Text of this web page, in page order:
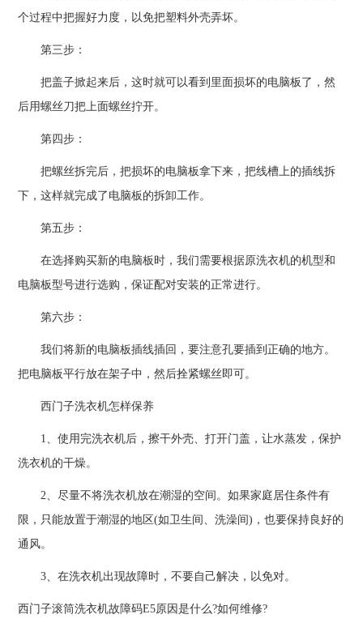
个过程中把握好力度，以免把塑料外壳弄坏。
第三步：
把盖子掀起来后，这时就可以看到里面损坏的电脑板了，然
后用螺丝刀把上面螺丝拧开。
第四步：
把螺丝拆完后，把损坏的电脑板拿下来，把线槽上的插线拆
下，这样就完成了电脑板的拆卸工作。
第五步：
在选择购买新的电脑板时，我们需要根据原洗衣机的机型和
电脑板型号进行选购，保证配对安装的正常进行。
第六步：
我们将新的电脑板插线插回，要注意孔要插到正确的地方。
把电脑板平行放在架子中，然后拴紧螺丝即可。
西门子洗衣机怎样保养
1、使用完洗衣机后，擦干外壳、打开门盖，让水蒸发，保护
洗衣机的干燥。
2、尽量不将洗衣机放在潮湿的空间。如果家庭居住条件有
限，只能放置于潮湿的地区(如卫生间、洗澡间)，也要保持良好的
通风。
3、在洗衣机出现故障时，不要自己解决，以免对。
西门子滚筒洗衣机故障码E5原因是什么?如何维修?